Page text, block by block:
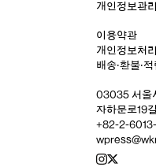
개인정보관
이용약관
개인정보처
배송‧환불‧
03035 서울
자하문로19
+82-2-